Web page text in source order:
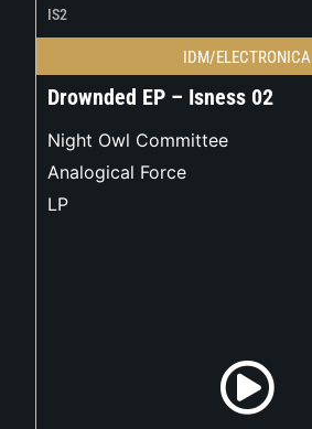
IS2
IDM/ELECTRONICA
Drownded EP – Isness 02
Night Owl Committee
Analogical Force
LP